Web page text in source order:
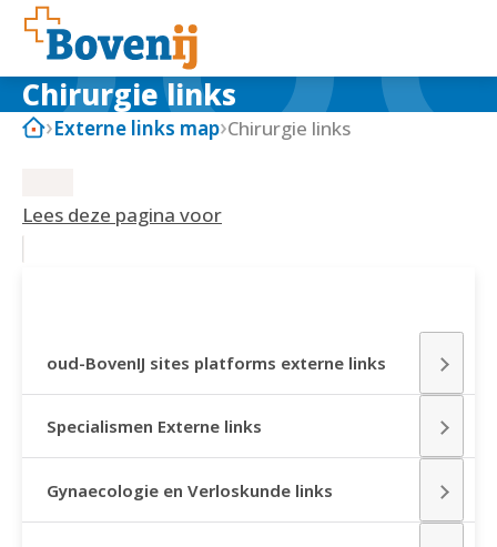
Chirurgie links
oud-BovenIJ sites platforms externe links
Specialismen Externe links
Gynaecologie en Verloskunde links
Externe links map Chirurgie links
Lees deze pagina voor